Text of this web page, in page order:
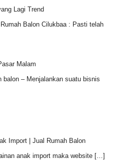
Lagi Trend
Balon Cilukbaa : Pasti telah
Malam
balon – Menjalankan suatu bisnis
Import | Jual Rumah Balon
anak import maka website […]